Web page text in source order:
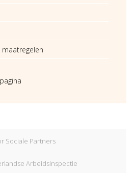
Sociale Partners
Arbeidsinspectie